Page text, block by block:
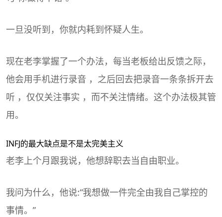
一旦没听到，你就内耗到怀疑人生。
现在老李掌握了一个办法，每当老板给出反馈之际，
他会用手机进行录音 ，之后回去把录音一条条拆开去
听 ，仅仅关注事实 ，而不关注情绪。这个办法极其管
用。
INFJ的最大缺点是不是太完美主义
老李上个月跟我说，他想辞职去当自由职业。
我问为什么，他说:“我想做一件完全由我自己掌控的
事情。”